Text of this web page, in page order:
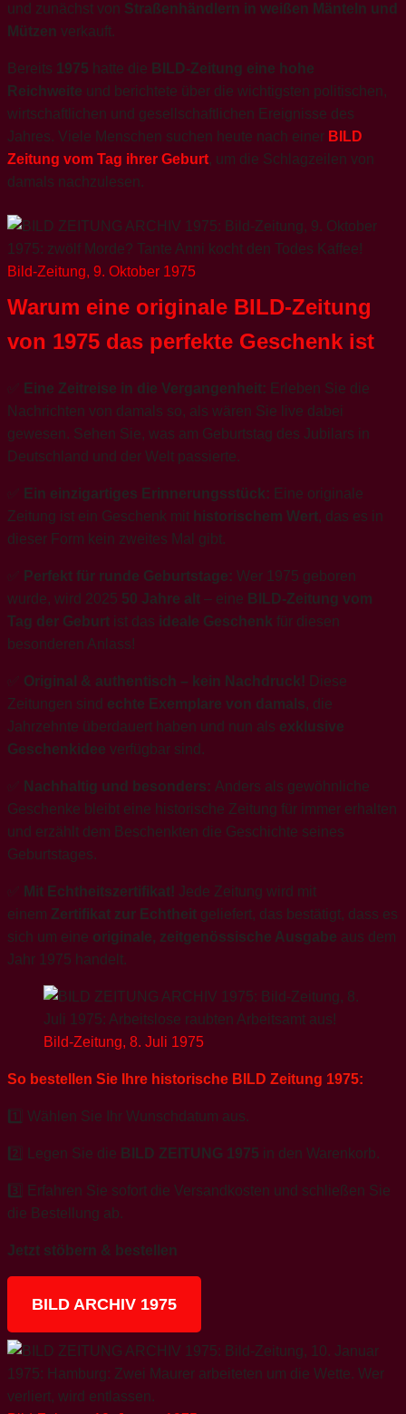
und zunächst von Straßenhändlern in weißen Mänteln und
Mützen verkauft.
Bereits 1975 hatte die BILD-Zeitung eine hohe
Reichweite und berichtete über die wichtigsten politischen,
wirtschaftlichen und gesellschaftlichen Ereignisse des
Jahres. Viele Menschen suchen heute nach einer BILD
Zeitung vom Tag ihrer Geburt, um die Schlagzeilen von
damals nachzulesen.
Bild-Zeitung, 9. Oktober 1975
Warum eine originale BILD-Zeitung
von 1975 das perfekte Geschenk ist
Eine Zeitreise in die Vergangenheit: Erleben Sie die
Nachrichten von damals so, als wären Sie live dabei
gewesen. Sehen Sie, was am Geburtstag des Jubilars in
Deutschland und der Welt passierte.
Ein einzigartiges Erinnerungsstück: Eine originale
Zeitung ist ein Geschenk mit historischem Wert, das es in
dieser Form kein zweites Mal gibt.
Perfekt für runde Geburtstage: Wer 1975 geboren
wurde, wird 2025 50 Jahre alt – eine BILD-Zeitung vom
Tag der Geburt ist das ideale Geschenk für diesen
besonderen Anlass!
Original & authentisch – kein Nachdruck! Diese
Zeitungen sind echte Exemplare von damals, die
Jahrzehnte überdauert haben und nun als exklusive
Geschenkidee verfügbar sind.
Nachhaltig und besonders: Anders als gewöhnliche
Geschenke bleibt eine historische Zeitung für immer erhalten
und erzählt dem Beschenkten die Geschichte seines
Geburtstages.
Mit Echtheitszertifikat! Jede Zeitung wird mit
einem Zertifikat zur Echtheit geliefert, das bestätigt, dass es
sich um eine originale, zeitgenössische Ausgabe aus dem
Jahr 1975 handelt.
Bild-Zeitung, 8. Juli 1975
So bestellen Sie Ihre historische BILD Zeitung 1975:
1️⃣ Wählen Sie Ihr Wunschdatum aus.
2️⃣ Legen Sie die BILD ZEITUNG 1975 in den Warenkorb.
3️⃣ Erfahren Sie sofort die Versandkosten und schließen Sie
die Bestellung ab.
Jetzt stöbern & bestellen
BILD ARCHIV 1975